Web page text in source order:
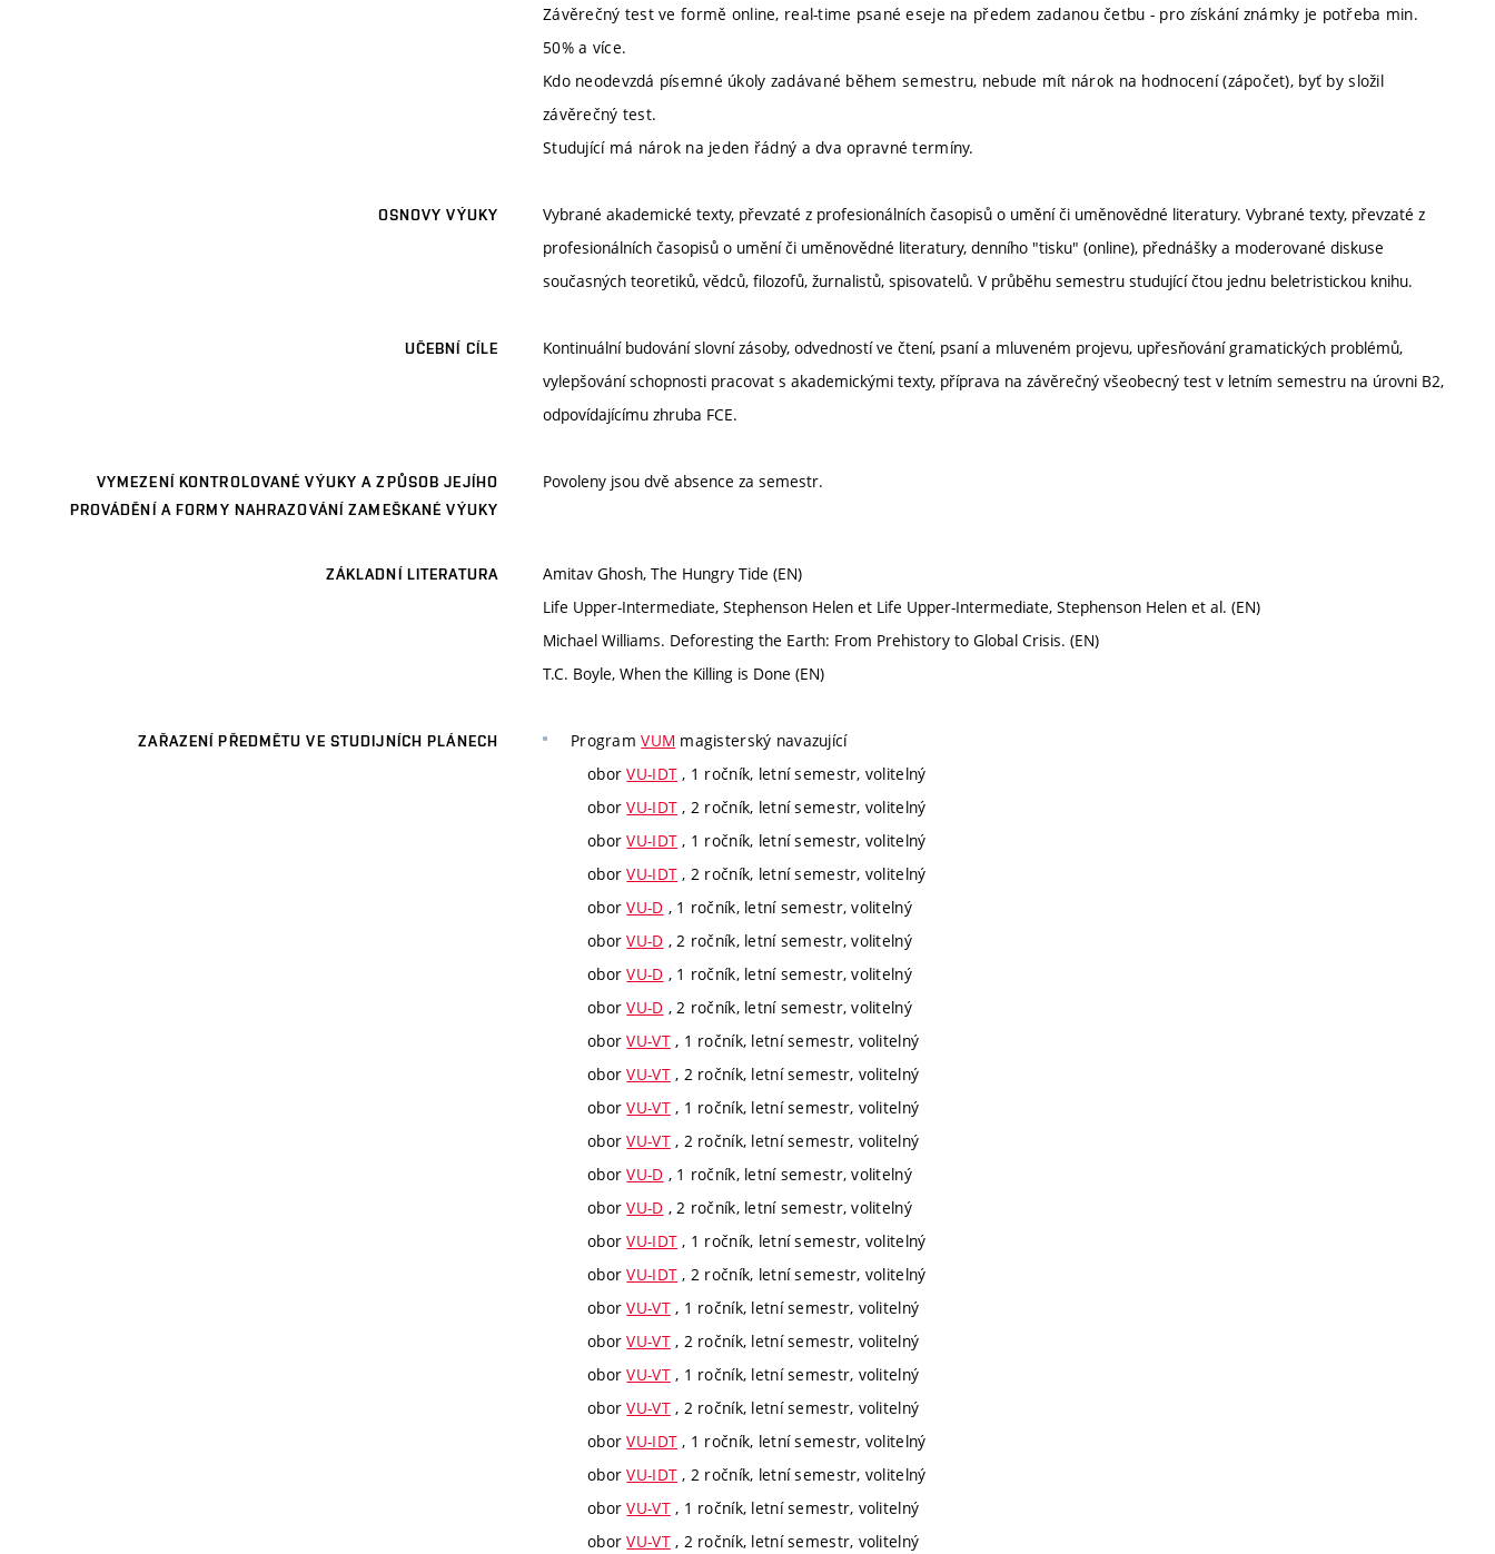
Závěrečný test ve formě online, real-time psané eseje na předem zadanou četbu - pro získání známky je potřeba min.
50% a více.
Kdo neodevzdá písemné úkoly zadávané během semestru, nebude mít nárok na hodnocení (zápočet), byť by složil
závěrečný test.
Studující má nárok na jeden řádný a dva opravné termíny.
OSNOVY VÝUKY
Vybrané akademické texty, převzaté z profesionálních časopisů o umění či uměnovědné literatury. Vybrané texty, převzaté z
profesionálních časopisů o umění či uměnovědné literatury, denního "tisku" (online), přednášky a moderované diskuse
současných teoretiků, vědců, filozofů, žurnalistů, spisovatelů. V průběhu semestru studující čtou jednu beletristickou knihu.
UČEBNÍ CÍLE
Kontinuální budování slovní zásoby, odvedností ve čtení, psaní a mluveném projevu, upřesňování gramatických problémů,
vylepšování schopnosti pracovat s akademickými texty, příprava na závěrečný všeobecný test v letním semestru na úrovni B2,
odpovídajícímu zhruba FCE.
VYMEZENÍ KONTROLOVANÉ VÝUKY A ZPŮSOB JEJÍHO
PROVÁDĚNÍ A FORMY NAHRAZOVÁNÍ ZAMEŠKANÉ VÝUKY
Povoleny jsou dvě absence za semestr.
ZÁKLADNÍ LITERATURA
Amitav Ghosh, The Hungry Tide (EN)
Life Upper-Intermediate, Stephenson Helen et Life Upper-Intermediate, Stephenson Helen et al. (EN)
Michael Williams. Deforesting the Earth: From Prehistory to Global Crisis. (EN)
T.C. Boyle, When the Killing is Done (EN)
ZAŘAZENÍ PŘEDMĚTU VE STUDIJNÍCH PLÁNECH ProgramVUM magisterský navazující
oborVU-IDT , 1 ročník, letní semestr, volitelný
oborVU-IDT , 2 ročník, letní semestr, volitelný
oborVU-IDT , 1 ročník, letní semestr, volitelný
oborVU-IDT , 2 ročník, letní semestr, volitelný
oborVU-D , 1 ročník, letní semestr, volitelný
oborVU-D , 2 ročník, letní semestr, volitelný
oborVU-D , 1 ročník, letní semestr, volitelný
oborVU-D , 2 ročník, letní semestr, volitelný
oborVU-VT, 1 ročník, letní semestr, volitelný
oborVU-VT, 2 ročník, letní semestr, volitelný
oborVU-VT, 1 ročník, letní semestr, volitelný
oborVU-VT, 2 ročník, letní semestr, volitelný
oborVU-D , 1 ročník, letní semestr, volitelný
oborVU-D , 2 ročník, letní semestr, volitelný
oborVU-IDT , 1 ročník, letní semestr, volitelný
oborVU-IDT , 2 ročník, letní semestr, volitelný
oborVU-VT, 1 ročník, letní semestr, volitelný
oborVU-VT, 2 ročník, letní semestr, volitelný
oborVU-VT, 1 ročník, letní semestr, volitelný
oborVU-VT, 2 ročník, letní semestr, volitelný
oborVU-IDT , 1 ročník, letní semestr, volitelný
oborVU-IDT , 2 ročník, letní semestr, volitelný
oborVU-VT, 1 ročník, letní semestr, volitelný
oborVU-VT, 2 ročník, letní semestr, volitelný